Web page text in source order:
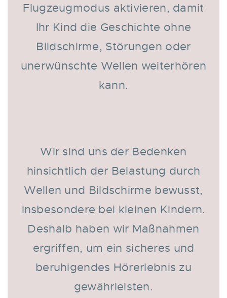
Flugzeugmodus aktivieren, damit
Ihr Kind die Geschichte ohne
Bildschirme, Störungen oder
unerwünschte Wellen weiterhören
kann.
Wir sind uns der Bedenken
hinsichtlich der Belastung durch
Wellen und Bildschirme bewusst,
insbesondere bei kleinen Kindern.
Deshalb haben wir Maßnahmen
ergriffen, um ein sicheres und
beruhigendes Hörerlebnis zu
gewährleisten.